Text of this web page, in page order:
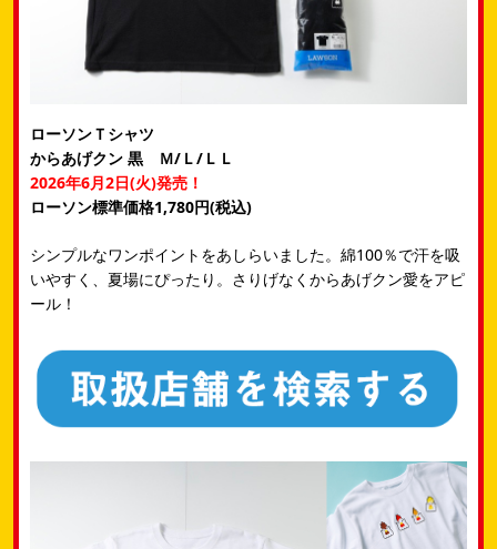
ローソンＴシャツ
からあげクン 黒 Ｍ/Ｌ/ＬＬ
2026年6月2日(火)発売！
ローソン標準価格1,780円(税込)
シンプルなワンポイントをあしらいました。綿100％で汗を吸
いやすく、夏場にぴったり。さりげなくからあげクン愛をアピ
ール！